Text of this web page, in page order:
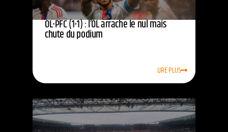
OL-PFC (1-1) : l’OL arrache le nul mais
chute du podium
LIRE PLUS